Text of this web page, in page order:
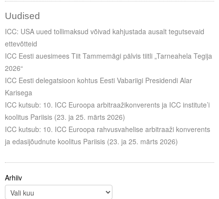
Uudised
ICC: USA uued tollimaksud võivad kahjustada ausalt tegutsevaid
ettevõtteid
ICC Eesti auesimees Tiit Tammemägi pälvis tiitli „Tarneahela Tegija
2026“
ICC Eesti delegatsioon kohtus Eesti Vabariigi Presidendi Alar
Karisega
ICC kutsub: 10. ICC Euroopa arbitraažikonverents ja ICC institute’i
koolitus Pariisis (23. ja 25. märts 2026)
ICC kutsub: 10. ICC Euroopa rahvusvahelise arbitraaži konverents
ja edasijõudnute koolitus Pariisis (23. ja 25. märts 2026)
Arhiiv